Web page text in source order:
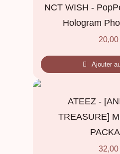
NCT WISH -
Hologram
20,00
Ajouter
ATEEZ -
TREASURE]
32,00